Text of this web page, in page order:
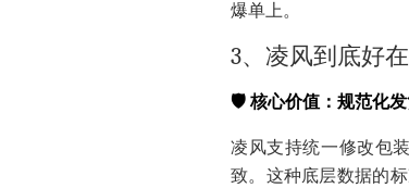
爆单上。
3、凌风到底好
🛡️ 核心价值：规范化
凌风支持统一修改包
致。这种底层数据的